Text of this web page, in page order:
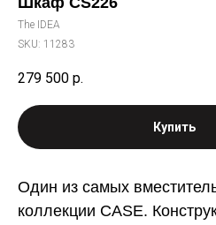
The IDEA
SKU: 11283
279 500 р.
Купить
Один из самых
коллекции CASE.